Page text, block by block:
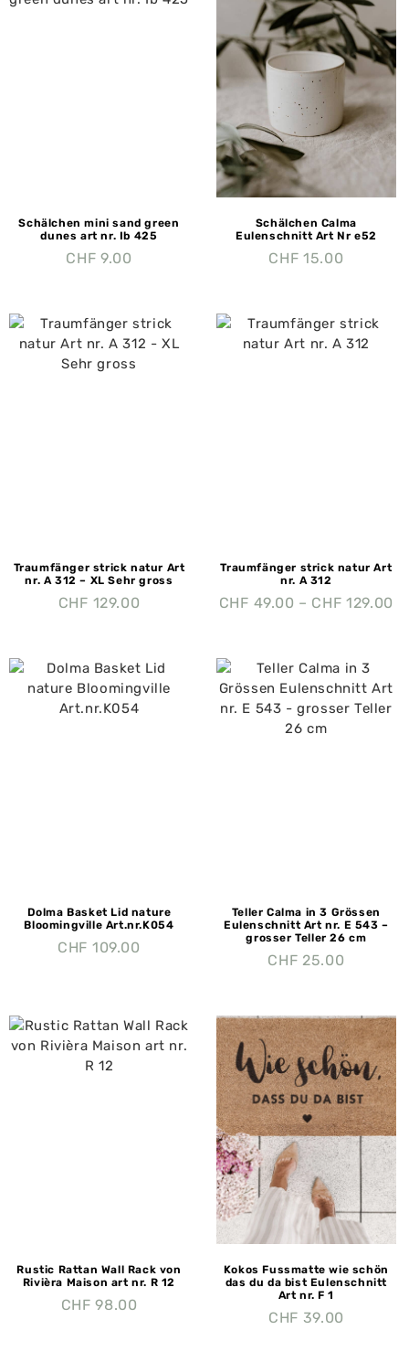
Schälchen mini sand green
dunes art nr. Ib 425
CHF 9.00
Schälchen Calma
Eulenschnitt Art Nr e52
CHF 15.00
Traumfänger strick natur Art
nr. A 312 – XL Sehr gross
CHF 129.00
Traumfänger strick natur Art
nr. A 312
CHF 49.00 – CHF 129.00
Dolma Basket Lid nature
Bloomingville Art.nr.K054
CHF 109.00
Teller Calma in 3 Grössen
Eulenschnitt Art nr. E 543 –
grosser Teller 26 cm
CHF 25.00
Rustic Rattan Wall Rack von
Rivièra Maison art nr. R 12
CHF 98.00
Kokos Fussmatte wie schön
das du da bist Eulenschnitt
Art nr. F 1
CHF 39.00